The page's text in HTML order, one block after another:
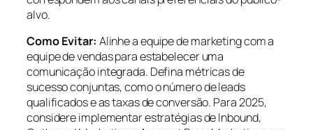
alvo.
Como Evitar: Alinhe a equipe de marketing com a
equipe de vendas para estabelecer uma
comunicação integrada. Defina métricas de
sucesso conjuntas, como o número de leads
qualificados e as taxas de conversão. Para 2025,
considere implementar estratégias de Inbound,